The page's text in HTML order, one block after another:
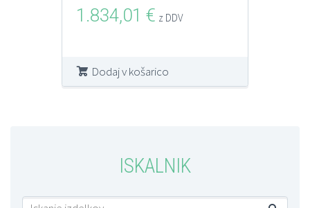
1.834,01 € z DDV
Dodaj v košarico
ISKALNIK